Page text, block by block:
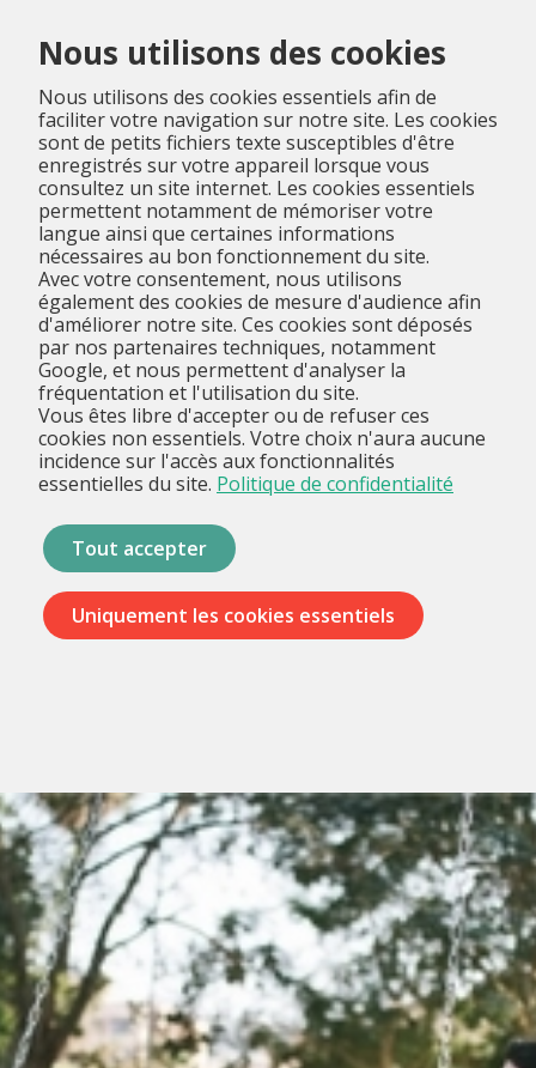
Nous utilisons des cookies
Nous utilisons des cookies essentiels afin de
faciliter votre navigation sur notre site. Les cookies
sont de petits fichiers texte susceptibles d'être
enregistrés sur votre appareil lorsque vous
consultez un site internet. Les cookies essentiels
permettent notamment de mémoriser votre
langue ainsi que certaines informations
nécessaires au bon fonctionnement du site.
Avec votre consentement, nous utilisons
également des cookies de mesure d'audience afin
d'améliorer notre site. Ces cookies sont déposés
par nos partenaires techniques, notamment
Google, et nous permettent d'analyser la
fréquentation et l'utilisation du site.
Vous êtes libre d'accepter ou de refuser ces
cookies non essentiels. Votre choix n'aura aucune
incidence sur l'accès aux fonctionnalités
essentielles du site. Politique de confidentialité
Tout accepter
Uniquement les cookies essentiels